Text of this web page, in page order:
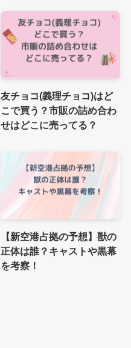
友チョコ(義理チョコ)はど
こで買う？市販の詰め合わ
せはどこに売ってる？
【新空港占拠の予想】獣の
正体は誰？キャストや黒幕
を考察！